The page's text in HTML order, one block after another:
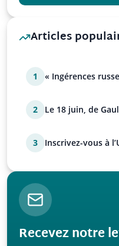
Articles
1
« Ingérences
2
Le 18 juin, de
3
Inscrivez-vous à
Recevez notre